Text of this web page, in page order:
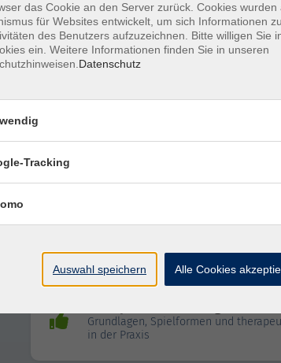
Traumasensibles Arbeiten mit
Jugendlichen
Fachtherapeut Schule
Jin Shin Do®
Grundlagen, Spielformen und
in der Praxis
das Cookie an den Server zurück. Cookies
für Websites entwickelt, um sich Informationen
des Benutzers aufzuzeichnen. Bitte willigen Sie
ein. Weitere Informationen finden Sie in unseren
Datenschutz
Tracking
Auswahl speichern Alle Cookies